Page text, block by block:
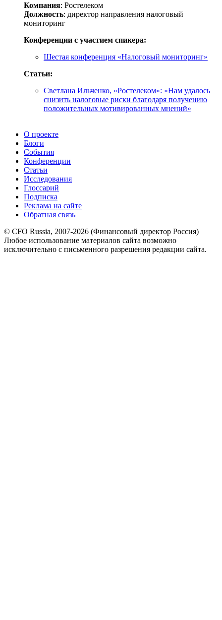
Компания: Ростелеком
Должность: директор направления налоговый
мониторинг
Конференции с участием спикера:
Шестая конференция «Налоговый мониторинг»
Статьи:
Светлана Ильченко, «Ростелеком»: «Нам удалось
снизить налоговые риски благодаря получению
положительных мотивированных мнений»
О проекте
Блоги
События
Конференции
Статьи
Исследования
Глоссарий
Подписка
Реклама на сайте
Обратная связь
© CFO Russia, 2007-2026 (Финансовый директор Россия)
Любое использование материалов сайта возможно
исключительно с письменного разрешения редакции сайта.